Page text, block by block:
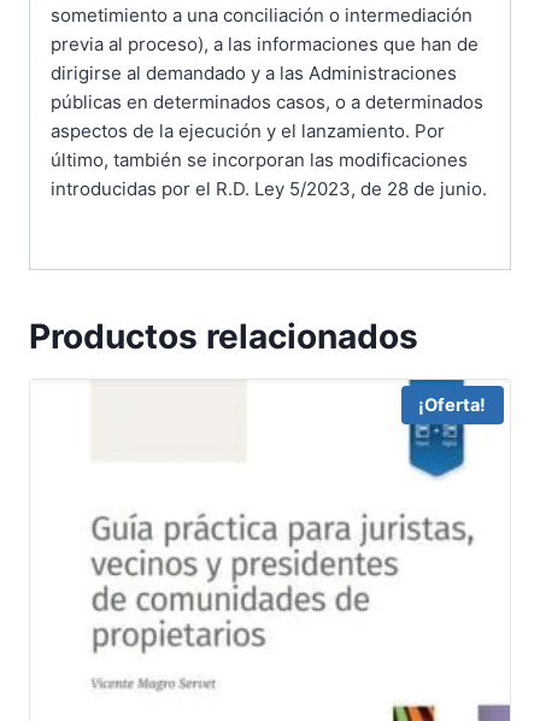
sometimiento a una conciliación o intermediación
previa al proceso), a las informaciones que han de
dirigirse al demandado y a las Administraciones
públicas en determinados casos, o a determinados
aspectos de la ejecución y el lanzamiento. Por
último, también se incorporan las modificaciones
introducidas por el R.D. Ley 5/2023, de 28 de junio.
Productos relacionados
¡Oferta!